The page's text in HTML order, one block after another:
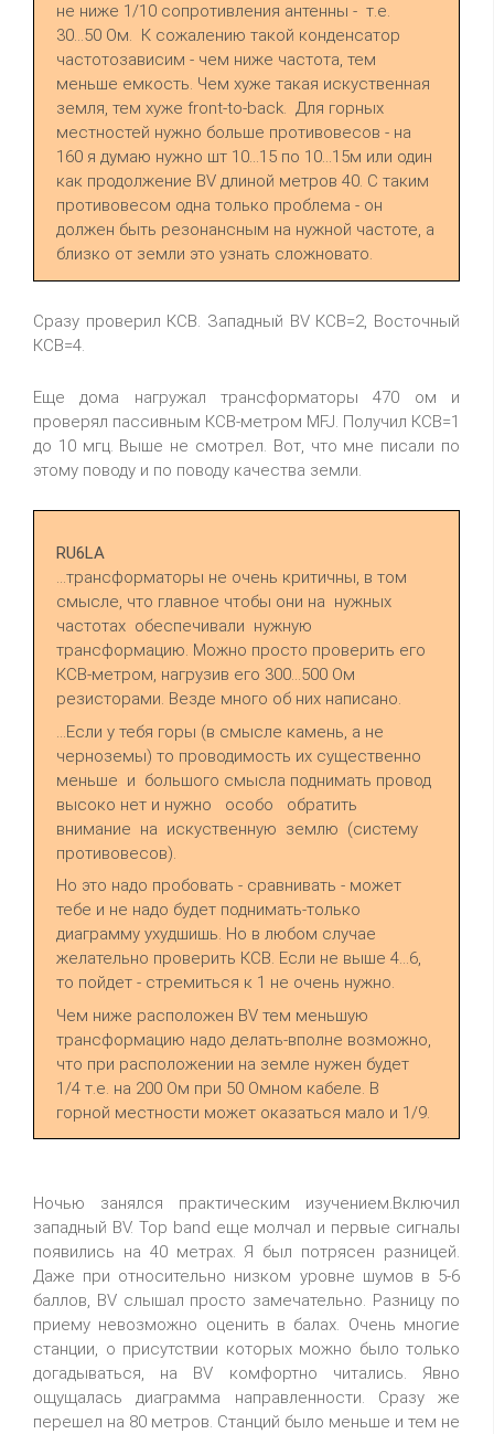
не ниже 1/10 сопротивления антенны - т.е.
30...50 Ом. К сожалению такой конденсатор
частотозависим - чем ниже частота, тем
меньше емкость. Чем хуже такая искуственная
земля, тем хуже front-to-back. Для горных
местностей нужно больше противовесов - на
160 я думаю нужно шт 10...15 по 10...15м или один
как продолжение BV длиной метров 40. С таким
противовесом одна только проблема - он
должен быть резонансным на нужной частоте, а
близко от земли это узнать сложновато.
Сразу проверил КСВ. Западный BV КСВ=2, Восточный
КСВ=4.
Еще дома нагружал трансформаторы 470 ом и
проверял пассивным КСВ-метром MFJ. Получил КСВ=1
до 10 мгц. Выше не смотрел. Вот, что мне писали по
этому поводу и по поводу качества земли.
RU6LA
...трансформаторы не очень критичны, в том
смысле, что главное чтобы они на нужных
частотах обеспечивали нужную
трансформацию. Можно просто проверить его
КСВ-метром, нагрузив его 300...500 Ом
резисторами. Везде много об них написано.
...Если у тебя горы (в смысле камень, а не
черноземы) то проводимость их существенно
меньше и большого смысла поднимать провод
высоко нет и нужно особо обратить
внимание на искуственную землю (систему
противовесов).
Но это надо пробовать - сравнивать - может
тебе и не надо будет поднимать-только
диаграмму ухудшишь. Но в любом случае
желательно проверить КСВ. Если не выше 4...6,
то пойдет - стремиться к 1 не очень нужно.
Чем ниже расположен BV тем меньшую
трансформацию надо делать-вполне возможно,
что при расположении на земле нужен будет
1/4 т.е. на 200 Ом при 50 Омном кабеле. В
горной местности может оказаться мало и 1/9.
Ночью занялся практическим изучением.Включил
западный BV. Top band еще молчал и первые сигналы
появились на 40 метрах. Я был потрясен разницей.
Даже при относительно низком уровне шумов в 5-6
баллов, BV слышал просто замечательно. Разницу по
приему невозможно оценить в балах. Очень многие
станции, о присутствии которых можно было только
догадываться, на BV комфортно читались. Явно
ощущалась диаграмма направленности. Сразу же
перешел на 80 метров. Станций было меньше и тем не